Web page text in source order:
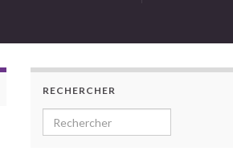
RECHERCHER
Search for: